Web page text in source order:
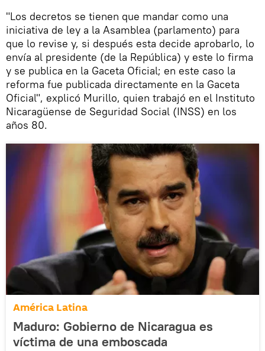
"Los decretos se tienen que mandar como una
iniciativa de ley a la Asamblea (parlamento) para
que lo revise y, si después esta decide aprobarlo, lo
envía al presidente (de la República) y este lo firma
y se publica en la Gaceta Oficial; en este caso la
reforma fue publicada directamente en la Gaceta
Oficial", explicó Murillo, quien trabajó en el Instituto
Nicaragüense de Seguridad Social (INSS) en los
años 80.
América Latina
Maduro: Gobierno de Nicaragua es
víctima de una emboscada